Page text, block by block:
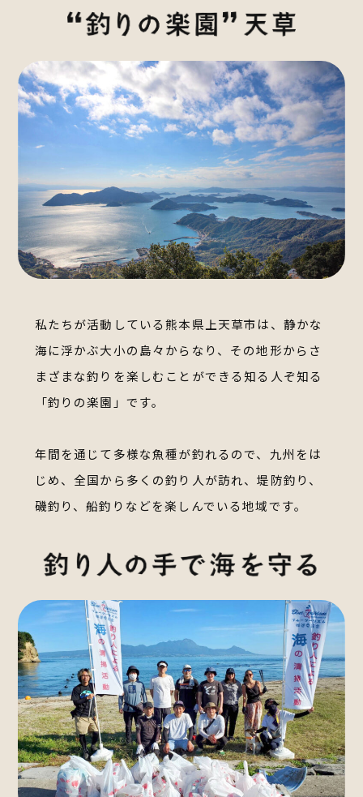
私たちが活動している熊本県上天草市は、静かな
海に浮かぶ大小の島々からなり、 その地形からさ
まざまな釣りを楽しむことができる知る人ぞ知る
「釣りの楽園」です。
年間を通じて多様な魚種が釣れるので、九州をは
じめ、全国から多くの釣り人が訪れ、堤防釣り、
磯釣り、船釣りなどを楽しんでいる地域です。